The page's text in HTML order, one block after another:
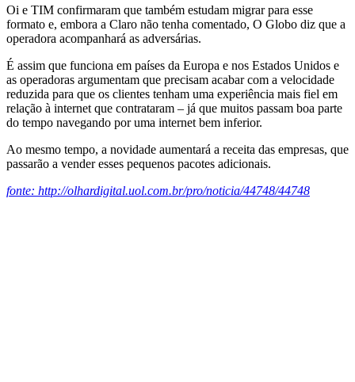
Oi e TIM confirmaram que também estudam migrar para esse
formato e, embora a Claro não tenha comentado, O Globo diz que a
operadora acompanhará as adversárias.
É assim que funciona em países da Europa e nos Estados Unidos e
as operadoras argumentam que precisam acabar com a velocidade
reduzida para que os clientes tenham uma experiência mais fiel em
relação à internet que contrataram – já que muitos passam boa parte
do tempo navegando por uma internet bem inferior.
Ao mesmo tempo, a novidade aumentará a receita das empresas, que
passarão a vender esses pequenos pacotes adicionais.
fonte: http://olhardigital.uol.com.br/pro/noticia/44748/44748